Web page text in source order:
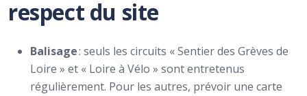
respect du site
Balisage: seuls les circuits « Sentier des Grèves de
Loire » et « Loire à Vélo » sont entretenus
régulièrement. Pour les autres, prévoir une carte